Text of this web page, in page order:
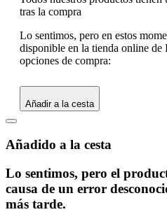
tras la compra
Lo sentimos, pero en estos
disponible en la tienda online
opciones de compra:
Añadir a la cesta
Añadido a la cesta
Lo sentimos, pero el
causa de un error
más tarde.